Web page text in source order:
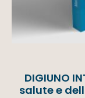
DIGIUNO
salute e